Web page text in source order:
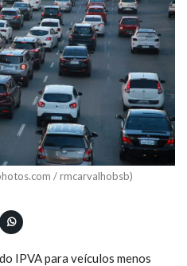
/ rmcarvalhobsb)
IPVA para veículos menos